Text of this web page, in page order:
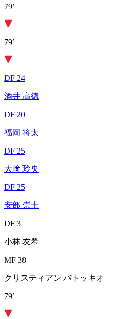
79’
79’
DF 24
酒井 高徳
DF 20
福岡 将太
DF 25
大﨑 玲央
DF 25
安部 崇士
DF 3
小林 友希
MF 38
クリスティアン バトッキオ
79’